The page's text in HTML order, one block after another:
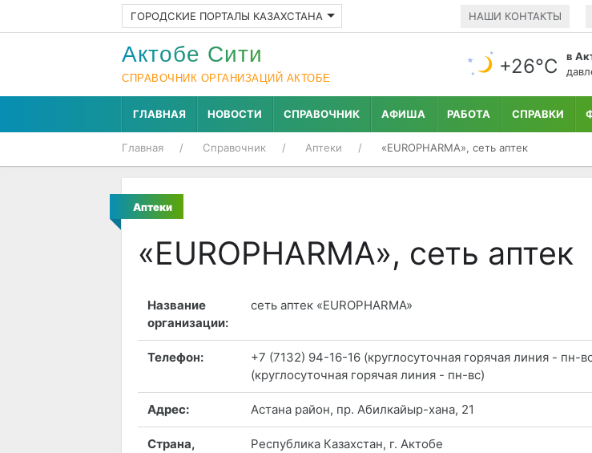
ГОРОДСКИЕ ПОРТАЛЫ КАЗАХСТАНА НАШИ КОНТАКТЫ
Актобе Cити
СПРАВОЧНИК ОРГАНИЗАЦИЙ АКТОБЕ
+26°С в
ГЛАВНАЯ НОВОСТИ СПРАВОЧНИК АФИША РАБОТА СПРАВКИ
Главная Справочник Аптеки «EUROPHARMA», сеть аптек
Аптеки
«EUROPHARMA», сеть аптек
Название
организации:
сеть аптек «EUROPHARMA»
Телефон:
+7 (7132) 94-16-16 (круглосуточная горячая линия - пн-
(круглосуточная горячая линия - пн-вс)
Адрес: Астана район, пр. Абилкайыр-хана, 21
Страна,
Республика Казахстан, г. Актобе